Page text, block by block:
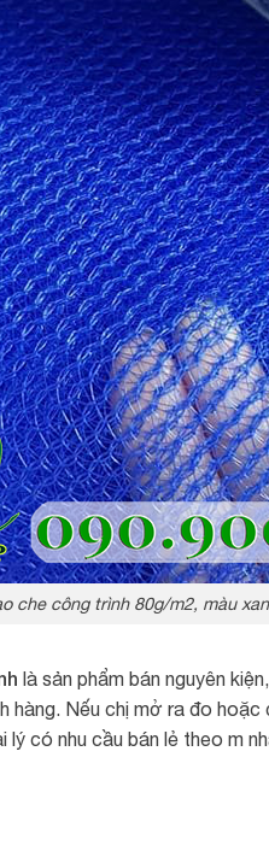
che công trình 80g/m2, màu
là sản phẩm bán nguyên
hàng. Nếu chị mở ra đo
có nhu cầu bán lẻ theo m